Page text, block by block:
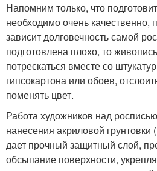
Напомним только, что
необходимо очень качественно,
зависит долговечность самой
подготовлена плохо, то
потрескаться вместе со
гипсокартона или обоев,
поменять цвет.
Работа художников над
нанесения акриловой грунтовки
дает прочный защитный слой,
обсыпание поверхности,